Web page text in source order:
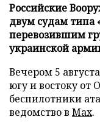
Российские
двум судам типа
перевозившим
украинской
Вечером 5
югу и востоку от
беспилотники
ведомство в Max.